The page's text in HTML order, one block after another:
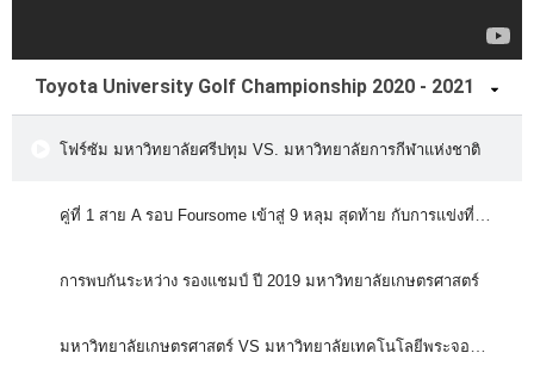
Toyota University Golf Championship 2020 - 2021
โฟร์ซัม มหาวิทยาลัยศรีปทุม VS. มหาวิทยาลัยการกีฬาแห่งชาติ
การพบกันระหว่าง รองแชมป์ ปี 2019 มหาวิทยาลัยเกษตรศาสตร์